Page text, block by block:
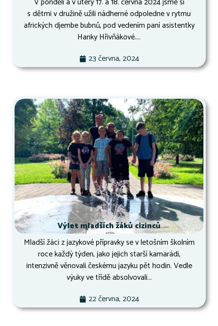
s dětmi v družině užili nádherné odpoledne v rytmu
afrických djembe bubnů, pod vedením paní asistentky
Hanky Hřivňákové....
23 června, 2024
Výlet mladších žáků cizinců
Mladší žáci z jazykové přípravky se v letošním školním
roce každý týden, jako jejich starší kamarádi,
intenzivně věnovali českému jazyku pět hodin. Vedle
výuky ve třídě absolvovali...
22 června, 2024